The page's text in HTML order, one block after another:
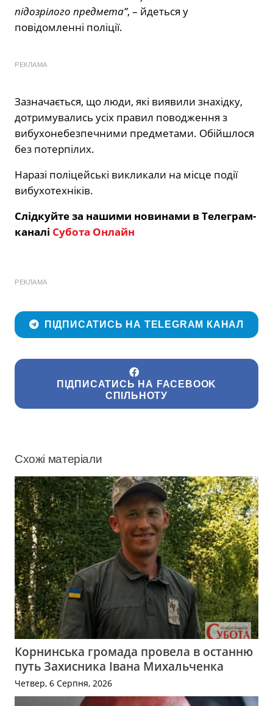
підозрілого предмета”, – йдеться у
повідомленні поліції.
РЕКЛАМА
Зазначається, що люди, які виявили знахідку,
дотримувались усіх правил поводження з
вибухонебезпечними предметами. Обійшлося
без потерпілих.
Наразі поліцейські викликали на місце події
вибухотехніків.
Слідкуйте за нашими новинами в Телеграм-
каналі Субота Онлайн
РЕКЛАМА
ПІДПИСАТИСЬ НА TELEGRAM КАНАЛ
ПІДПИСАТИСЬ НА FACEBOOK
СПІЛЬНОТУ
Схожі матеріали
Корнинська громада провела в останню
путь Захисника Івана Михальченка
Четвер, 6 Серпня, 2026